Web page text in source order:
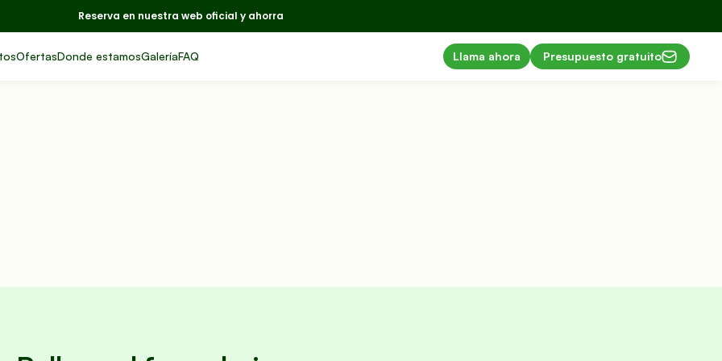
Reserva en nuestra web oficial y ahorra
OfertasDonde estamosGaleríaFAQ Llama ahora Presupuesto gratuito